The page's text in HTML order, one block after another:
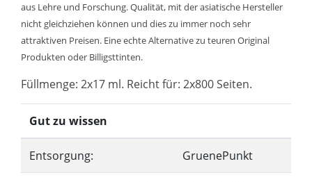
aus Lehre und Forschung. Qualität, mit der asiatische Hersteller
nicht gleichziehen können und dies zu immer noch sehr
attraktiven Preisen. Eine echte Alternative zu teuren Original
Produkten oder Billigsttinten.
Füllmenge: 2x17 ml. Reicht für: 2x800 Seiten.
Gut zu wissen
Entsorgung: GruenePunkt